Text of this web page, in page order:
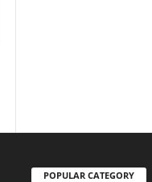
POPULAR CATEGORY